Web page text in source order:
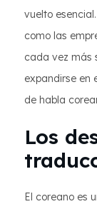
vuelto
como las
cada vez más
expandirse en
de habla
Los
El coreano es